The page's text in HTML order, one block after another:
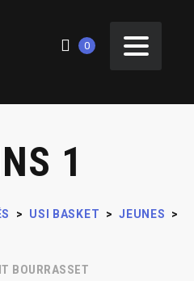
0
1
> USI BASKET > JEUNES
>
BOURRASSET